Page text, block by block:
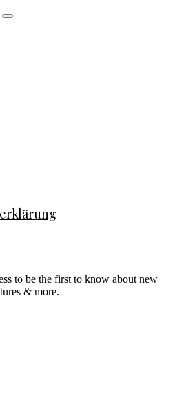
to be the first to know about new
& more.